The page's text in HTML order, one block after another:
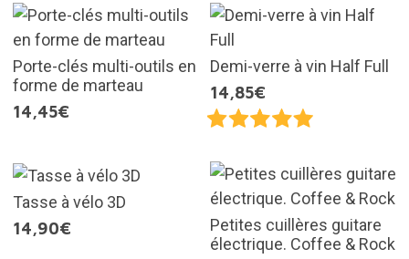
Porte-clés multi-outils en
forme de marteau
14,45€
Demi-verre à vin Half Full
14,85€
Tasse à vélo 3D
14,90€
Petites cuillères guitare
électrique. Coffee & Rock